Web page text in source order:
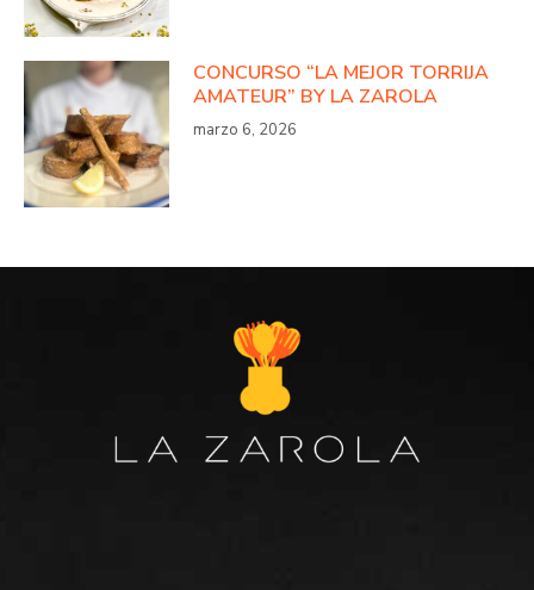
CONCURSO “LA MEJOR TORRIJA
AMATEUR” BY LA ZAROLA
marzo 6, 2026